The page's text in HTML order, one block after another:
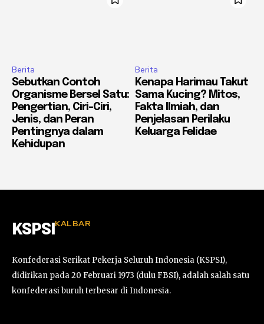
Berita
Sebutkan Contoh
Organisme Bersel Satu:
Pengertian, Ciri-Ciri,
Jenis, dan Peran
Pentingnya dalam
Kehidupan
Berita
Kenapa Harimau Takut
Sama Kucing? Mitos,
Fakta Ilmiah, dan
Penjelasan Perilaku
Keluarga Felidae
KSPSI KALBAR
Konfederasi Serikat Pekerja Seluruh Indonesia (KSPSI),
didirikan pada 20 Februari 1973 (dulu FBSI), adalah salah satu
konfederasi buruh terbesar di Indonesia.